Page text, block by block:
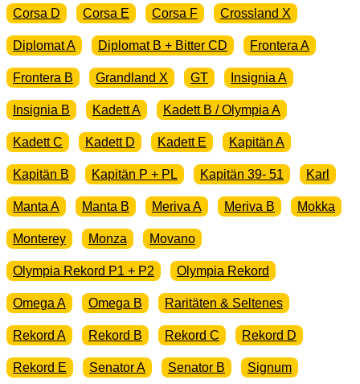
Corsa D Corsa E Corsa F Crossland X
Diplomat A Diplomat B + Bitter CD Frontera A
Frontera B Grandland X GT Insignia A
Insignia B Kadett A Kadett B / Olympia A
Kadett C Kadett D Kadett E Kapitän A
Kapitän B Kapitän P + PL Kapitän 39- 51 Karl
Manta A Manta B Meriva A Meriva B Mokka
Monterey Monza Movano
Olympia Rekord P1 + P2 Olympia Rekord
Omega A Omega B Raritäten & Seltenes
Rekord A Rekord B Rekord C Rekord D
Rekord E Senator A Senator B Signum